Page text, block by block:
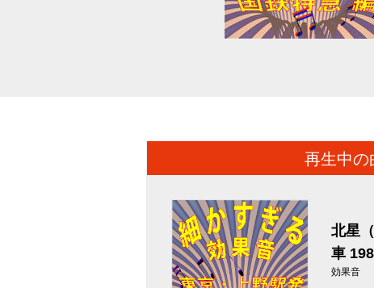
再生中の
北星
車
効果音